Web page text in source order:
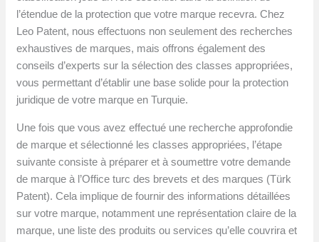
l’étendue de la protection que votre marque recevra. Chez
Leo Patent, nous effectuons non seulement des recherches
exhaustives de marques, mais offrons également des
conseils d’experts sur la sélection des classes appropriées,
vous permettant d’établir une base solide pour la protection
juridique de votre marque en Turquie.
Une fois que vous avez effectué une recherche approfondie
de marque et sélectionné les classes appropriées, l’étape
suivante consiste à préparer et à soumettre votre demande
de marque à l’Office turc des brevets et des marques (Türk
Patent). Cela implique de fournir des informations détaillées
sur votre marque, notamment une représentation claire de la
marque, une liste des produits ou services qu’elle couvrira et